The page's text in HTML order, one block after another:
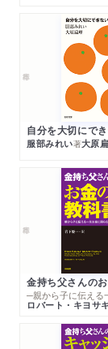
2023/09/12
flierに著者イン
かこインタビュ
から社会を変える
WEB2023/09/11
る瞬間は、誰に
2023/09/08
週刊読書人で紹
2023/08/30
日本経済新聞夕
「ブレイディみ
服部みれい著大原
金持ち父さんの
ロバート・キヨサキ